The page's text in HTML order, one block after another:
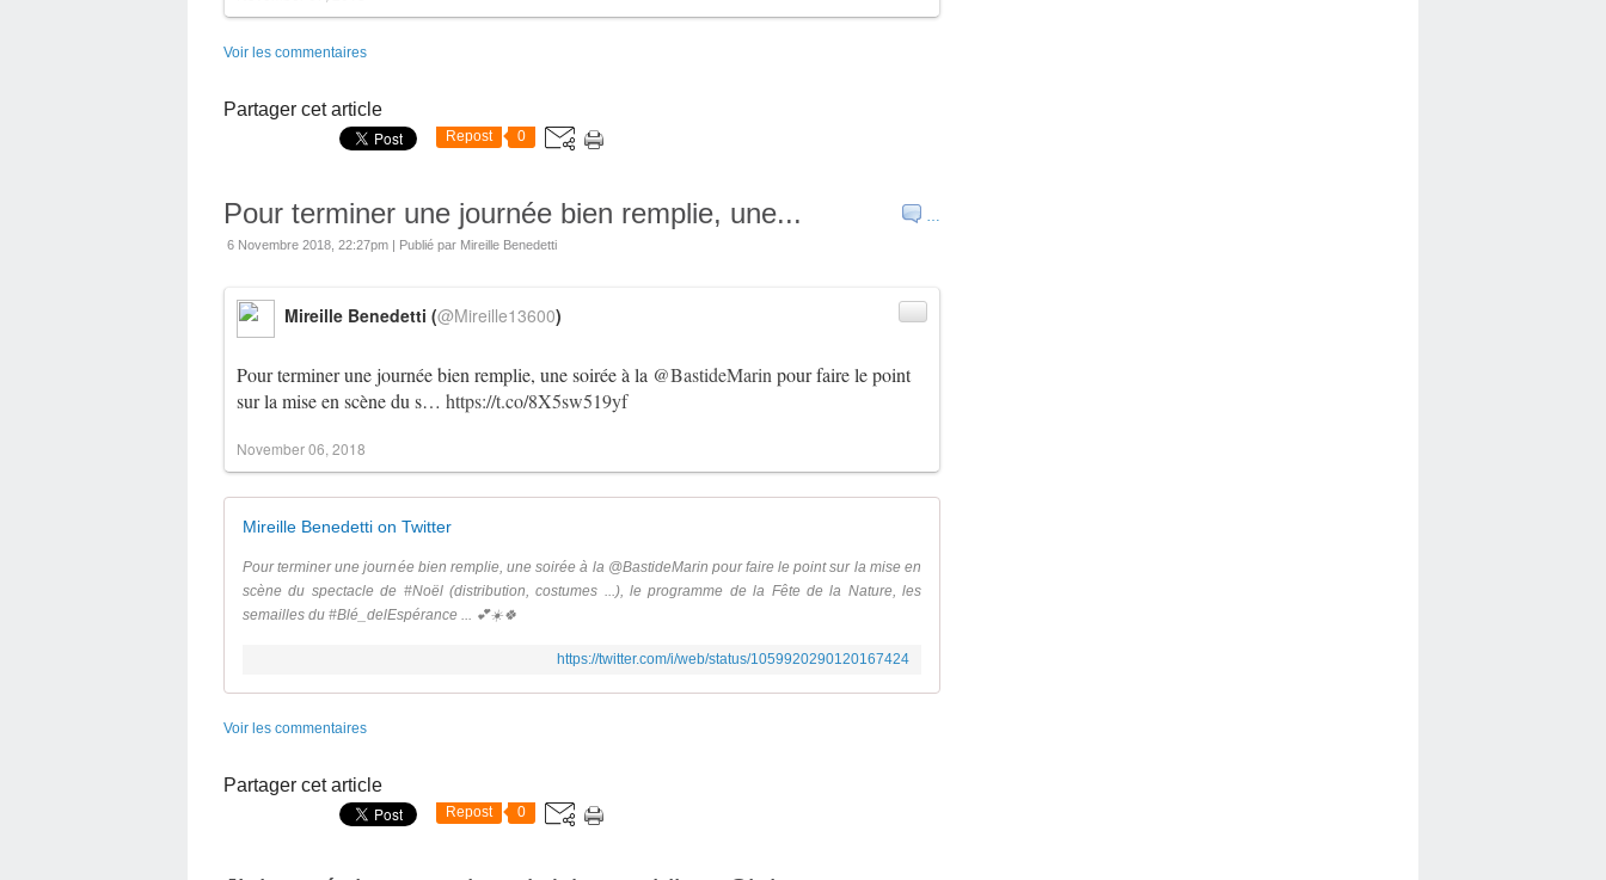
Voir les commentaires
Partager cet article
Repost 0
…
Pour terminer une journée bien remplie, une...
6 Novembre 2018, 22:27pm | Publié par Mireille Benedetti
Pour terminer une journée bien remplie, une soirée à la @BastideMarin pour faire le point
sur la mise en scène du s… https://t.co/8X5sw519yf
Mireille Benedetti (@Mireille13600)
November 06, 2018
Mireille Benedetti on Twitter
Pour terminer une journée bien remplie, une soirée à la @BastideMarin pour faire le point sur la mise en
scène du spectacle de #Noël (distribution, costumes ...), le programme de la Fête de la Nature, les
semailles du #Blé_delEspérance ... 💕☀️🍀
https://twitter.com/i/web/status/1059920290120167424
Voir les commentaires
Partager cet article
Repost 0